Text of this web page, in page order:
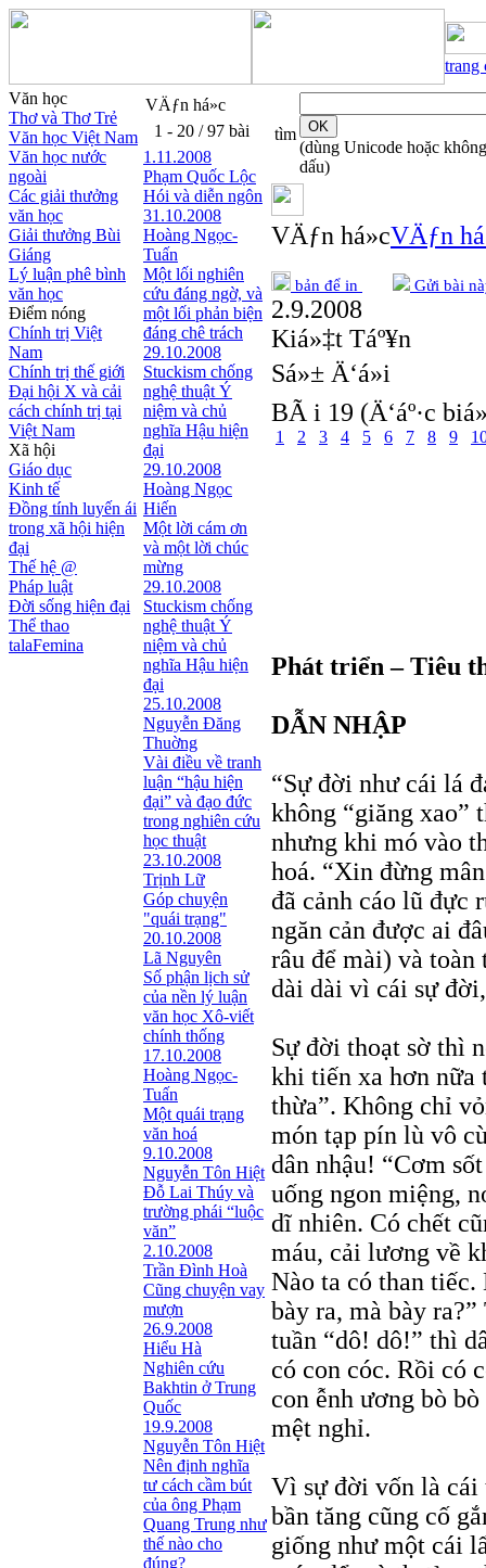
trang
Văn học
Thơ và Thơ Trẻ
Văn học Việt Nam
Văn học nước
ngoài
Các giải thưởng
văn học
Giải thưởng Bùi
Giáng
Lý luận phê bình
văn học
Điểm nóng
Chính trị Việt
Nam
Chính trị thế giới
Đại hội X và cải
cách chính trị tại
Việt Nam
Xã hội
Giáo dục
Kinh tế
Đồng tính luyến ái
trong xã hội hiện
đại
Thế hệ @
Pháp luật
Đời sống hiện đại
Thể thao
talaFemina
VÄƒn há»c
1 - 20 / 97 bài
1.11.2008
Phạm Quốc Lộc
Hói và diễn ngôn
31.10.2008
Hoàng Ngọc-
Tuấn
Một lối nghiên
cứu đáng ngờ, và
một lối phản biện
đáng chê trách
29.10.2008
Stuckism chống
nghệ thuật Ý
niệm và chủ
nghĩa Hậu hiện
đại
29.10.2008
Hoàng Ngọc
Hiến
Một lời cám ơn
và một lời chúc
mừng
29.10.2008
Stuckism chống
nghệ thuật Ý
niệm và chủ
nghĩa Hậu hiện
đại
25.10.2008
Nguyễn Đăng
Thuờng
Vài điều về tranh
luận “hậu hiện
đại” và đạo đức
trong nghiên cứu
học thuật
23.10.2008
Trịnh Lữ
Góp chuyện
"quái trạng"
20.10.2008
Lã Nguyên
Số phận lịch sử
của nền lý luận
văn học Xô-viết
chính thống
17.10.2008
Hoàng Ngọc-
Tuấn
Một quái trạng
văn hoá
9.10.2008
Nguyễn Tôn Hiệt
Đỗ Lai Thúy và
trường phái “luộc
văn”
2.10.2008
Trần Đình Hoà
Cũng chuyện vay
mượn
26.9.2008
Hiểu Hà
Nghiên cứu
Bakhtin ở Trung
Quốc
19.9.2008
Nguyễn Tôn Hiệt
Nên định nghĩa
tư cách cầm bút
của ông Phạm
Quang Trung như
thế nào cho
đúng?
tìm
(dùng Unicode hoặc không
dấu)
VÄƒn há»cVÄƒn
bản để in Gửi bài
2.9.2008
Kiá»‡t Táº¥n
Sá»± Ä‘á»i
BÃ i 19 (Ä‘áº·c
1 2 3 4 5 6 7 8 9
Phát triển – Tiêu
DẪN NHẬP
“Sự đời như cái lá
không “giăng xao”
nhưng khi mó vào
hoá. “Xin đừng
đã cảnh cáo lũ đực
ngăn cản được ai
râu để mài) và
dài dài vì cái sự
Sự đời thoạt sờ thì
khi tiến xa hơn
thừa”. Không chỉ
món tạp pín lù vô
dân nhậu! “Cơm
uống ngon miệng,
dĩ nhiên. Có chết
máu, cải lương về
Nào ta có than
bày ra, mà bày
tuần “dô! dô!” thì
có con cóc. Rồi có
con ễnh ương bò
mệt nghỉ.
Vì sự đời vốn là
bần tăng cũng cố
giống như một cái